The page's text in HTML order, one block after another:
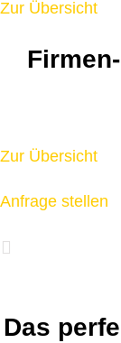
Zur Übersicht
Zur Übersicht
Anfrage stellen
Das